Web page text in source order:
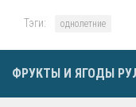
Тэги: однолетние
ФРУКТЫ И ЯГОДЫ